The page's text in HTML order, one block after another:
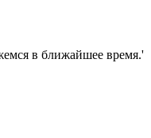
в ближайшее время.'